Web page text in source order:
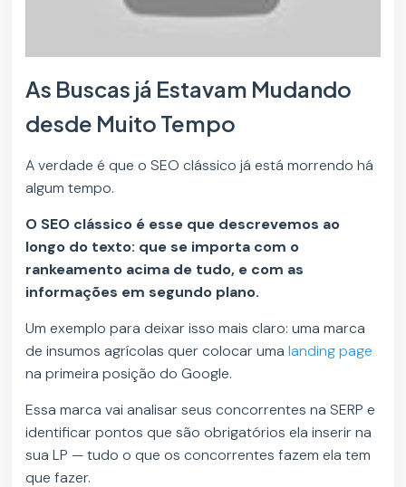
As Buscas já Estavam Mudando
desde Muito Tempo
A verdade é que o SEO clássico já está morrendo há
algum tempo.
O SEO clássico é esse que descrevemos ao
longo do texto: que se importa com o
rankeamento acima de tudo, e com as
informações em segundo plano.
Um exemplo para deixar isso mais claro: uma marca
de insumos agrícolas quer colocar umalanding page
na primeira posição do Google.
Essa marca vai analisar seus concorrentes na SERP e
identificar pontos que são obrigatórios ela inserir na
sua LP — tudo o que os concorrentes fazem ela tem
que fazer.